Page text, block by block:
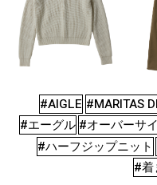
#AIGLE #MARITAS
#エーグル #オーバーサ
#ハーフジップニット
#着